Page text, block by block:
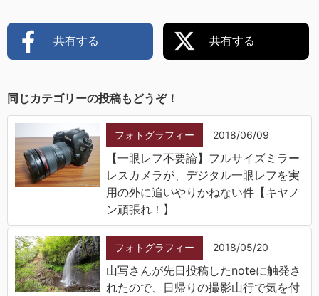
共有する 共有する
同じカテゴリーの投稿もどうぞ！
フォトグラフィー 2018/06/09
【一眼レフ不要論】フルサイズミラー
レスカメラが、デジタル一眼レフを実
用の外に追いやりかねない件【キヤノ
ン頑張れ！】
フォトグラフィー 2018/05/20
山写さんが先日投稿したnoteに触発さ
れたので、日帰りの撮影山行で気を付